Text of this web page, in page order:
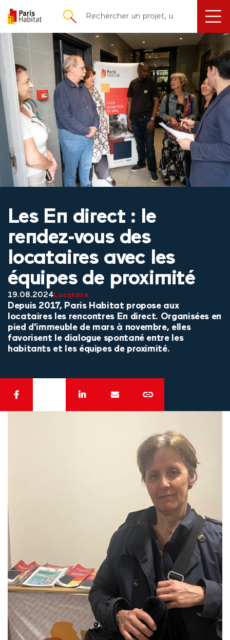
principal
Les En direct : le
rendez-vous des
locataires avec les
équipes de proximité
19.08.2024 Locataire
Depuis 2017, Paris Habitat propose aux
locataires les rencontres En direct. Organisées en
pied d'immeuble de mars à novembre, elles
favorisent le dialogue spontané entre les
habitants et les équipes de proximité.